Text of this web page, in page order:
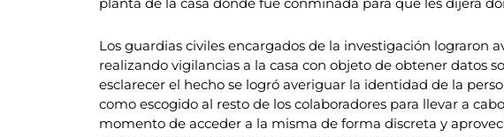
Los guardias civiles encargados de la investigación lograron
realizando vigilancias a la casa con objeto de obtener datos
esclarecer el hecho se logró averiguar la identidad de la
como escogido al resto de los colaboradores para llevar a
momento de acceder a la misma de forma discreta y